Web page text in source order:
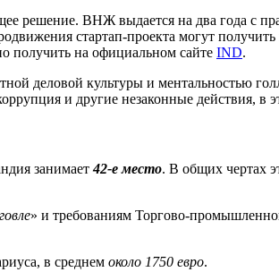
решение. ВНЖ выдается на два года с
стартап-проекта могут получить
получить на официальном сайте IND.
деловой культуры и ментальностью
и другие незаконные действия, в
занимает42-е место. В общих чертах
» и требованиям Торгово-
в среднем около 1750 евро.